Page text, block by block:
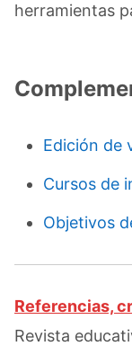
herramientas
Edición de
Cursos de
Objetivos
Referencias,
Revista